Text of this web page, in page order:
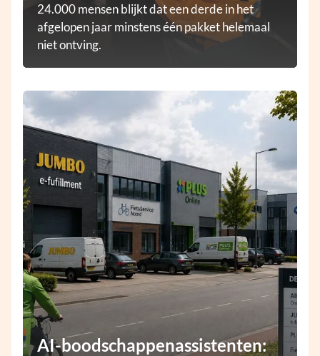
AI-boodschappenassistenten:
24.000 mensen blijkt dat een derde in het
afgelopen jaar minstens één pakket helemaal
niet ontving.